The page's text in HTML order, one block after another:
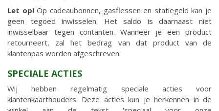
Let op!Op cadeaubonnen, gasflessen en statiegeld kan je
geen tegoed inwisselen. Het saldo is daarnaast niet
inwisselbaar tegen contanten. Wanneer je een product
retourneert, zal het bedrag van dat product van de
klantenpas worden afgeschreven.
SPECIALE ACTIES
Wij hebben regelmatig speciale acties voor
klantenkaarthouders. Deze acties kun je herkennen in de